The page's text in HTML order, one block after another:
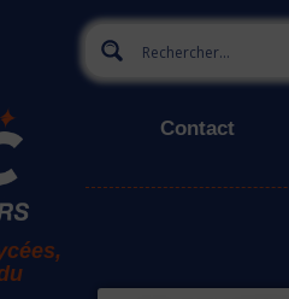
Contact